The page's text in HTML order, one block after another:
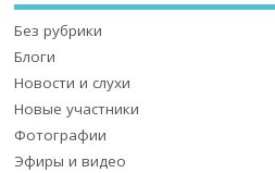
Без рубрики
Блоги
Новости и слухи
Новые участники
Фотографии
Эфиры и видео